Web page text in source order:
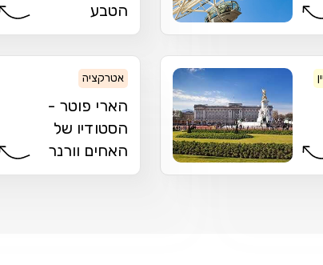
הטבע
ארמון אטרקציה
הארי פוטר -
הסטודיו של
האחים וורנר